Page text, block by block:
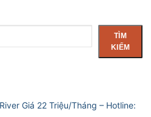
TÌM
KIẾM
Giá 22 Triệu/Tháng – Hotline: